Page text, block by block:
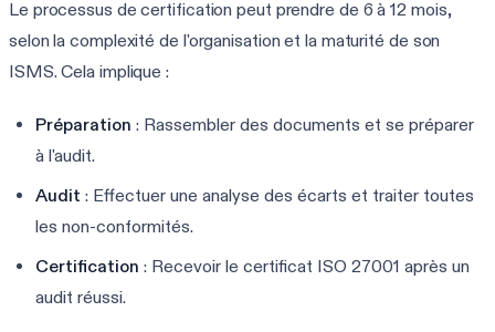
Le processus de certification peut prendre de 6 à 12 mois,
selon la complexité de l'organisation et la maturité de son
ISMS. Cela implique :
Préparation : Rassembler des documents et se préparer
à l'audit.
Audit : Effectuer une analyse des écarts et traiter toutes
les non-conformités.
Certification : Recevoir le certificat ISO 27001 après un
audit réussi.